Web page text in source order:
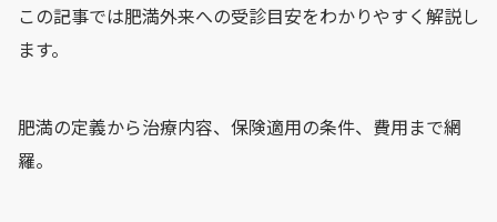
この記事では肥満外来への受診目安をわかりやすく解説し
ます。
肥満の定義から治療内容、保険適用の条件、費用まで網
羅。